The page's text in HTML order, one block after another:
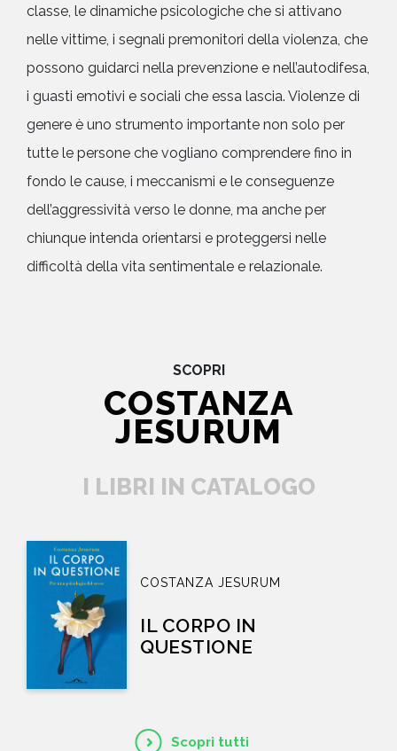
classe, le dinamiche psicologiche che si attivano
nelle vittime, i segnali premonitori della violenza, che
possono guidarci nella prevenzione e nell’autodifesa,
i guasti emotivi e sociali che essa lascia. Violenze di
genere è uno strumento importante non solo per
tutte le persone che vogliano comprendere fino in
fondo le cause, i meccanismi e le conseguenze
dell’aggressività verso le donne, ma anche per
chiunque intenda orientarsi e proteggersi nelle
difficoltà della vita sentimentale e relazionale.
SCOPRI
COSTANZA
JESURUM
I LIBRI IN CATALOGO
Scopri tutti
COSTANZA JESURUM
IL CORPO IN
QUESTIONE